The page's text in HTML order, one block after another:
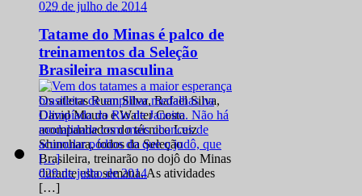
029 de julho de 2014
Tatame do Minas é palco de
treinamentos da Seleção
Brasileira masculina
Os atletas Ruan Silva, Rafael Silva,
David Moura e Walter Costa
acompanhados do técnico Luiz
Shinohara, todos da Seleção
Brasileira, treinarão no dojô do Minas
durante esta semana. As atividades
[…]
029 de julho de 2014